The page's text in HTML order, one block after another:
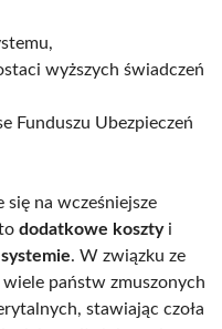
wyższych świadczeń
Funduszu Ubezpieczeń
się na wcześniejsze
dodatkowe kosztyi
. W związku ze
państw zmuszonych
stawiając czoła